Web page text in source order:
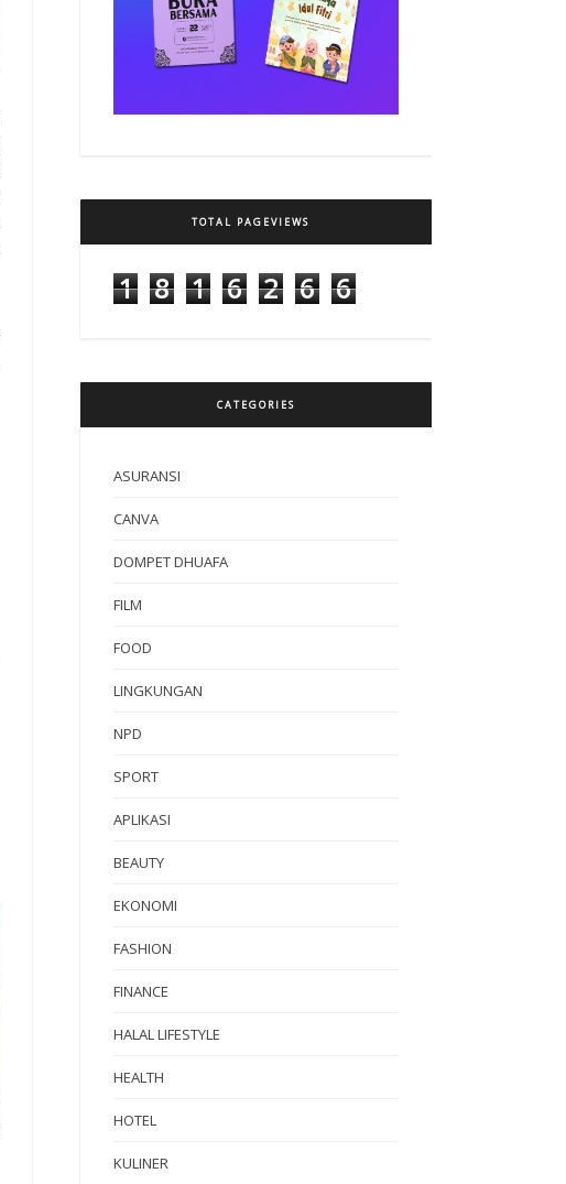
TOTAL PAGEVIEWS
1 8 1 6 2 6 6
CATEGORIES
ASURANSI
CANVA
DOMPET DHUAFA
FILM
FOOD
LINGKUNGAN
NPD
SPORT
APLIKASI
BEAUTY
EKONOMI
FASHION
FINANCE
HALAL LIFESTYLE
HEALTH
HOTEL
KULINER